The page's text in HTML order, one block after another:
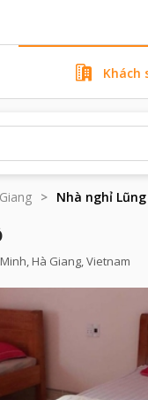
Khách
Nhà nghỉ Lũng
Hà Giang, Vietnam